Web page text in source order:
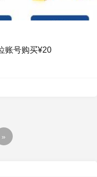
账号购买¥20
»